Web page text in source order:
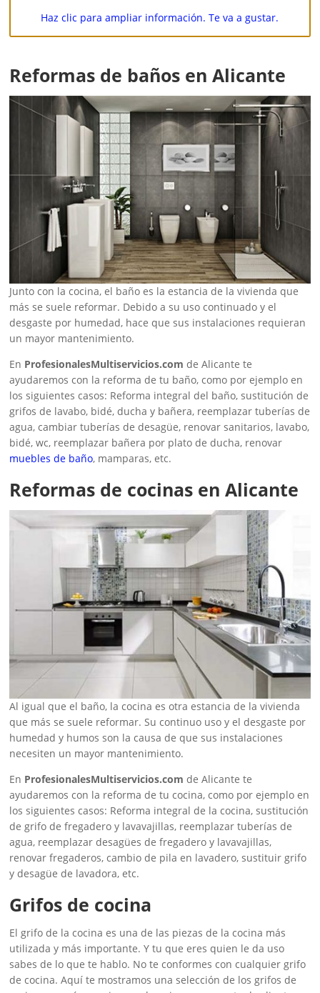
Haz clic para ampliar información. Te va a gustar.
Reformas de baños en Alicante
Junto con la cocina, el baño es la estancia de la vivienda que
más se suele reformar. Debido a su uso continuado y el
desgaste por humedad, hace que sus instalaciones requieran
un mayor mantenimiento.
En ProfesionalesMultiservicios.com de Alicante te
ayudaremos con la reforma de tu baño, como por ejemplo en
los siguientes casos: Reforma integral del baño, sustitución de
grifos de lavabo, bidé, ducha y bañera, reemplazar tuberías de
agua, cambiar tuberías de desagüe, renovar sanitarios, lavabo,
bidé, wc, reemplazar bañera por plato de ducha, renovar
muebles de baño, mamparas, etc.
Reformas de cocinas en Alicante
Al igual que el baño, la cocina es otra estancia de la vivienda
que más se suele reformar. Su continuo uso y el desgaste por
humedad y humos son la causa de que sus instalaciones
necesiten un mayor mantenimiento.
En ProfesionalesMultiservicios.com de Alicante te
ayudaremos con la reforma de tu cocina, como por ejemplo en
los siguientes casos: Reforma integral de la cocina, sustitución
de grifo de fregadero y lavavajillas, reemplazar tuberías de
agua, reemplazar desagües de fregadero y lavavajillas,
renovar fregaderos, cambio de pila en lavadero, sustituir grifo
y desagüe de lavadora, etc.
Grifos de cocina
El grifo de la cocina es una de las piezas de la cocina más
utilizada y más importante. Y tu que eres quien le da uso
sabes de lo que te hablo. No te conformes con cualquier grifo
de cocina. Aquí te mostramos una selección de los grifos de